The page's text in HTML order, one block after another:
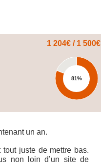
1 204€ / 1 500€
81%
un an.
juste de mettre bas.
non loin d’un site de